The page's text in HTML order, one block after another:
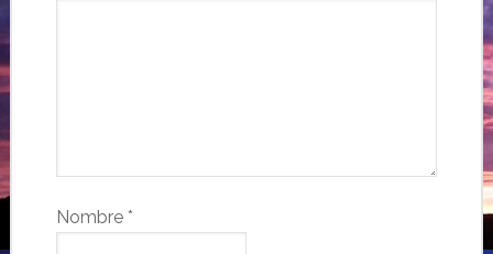
Nombre *